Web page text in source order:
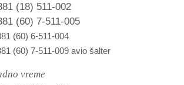
(18) 511-002
(60) 7-511-005
(60) 6-511-004
(60) 7-511-009 avio šalter
vreme